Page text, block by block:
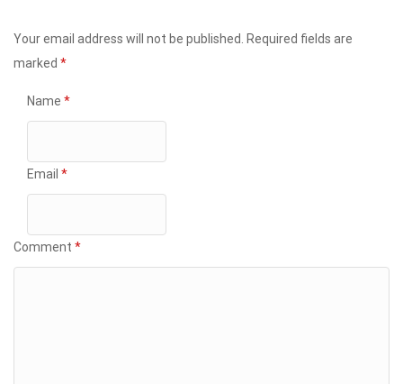
Your email address will not be published.
Required fields are
marked *
Name *
Email *
Comment *